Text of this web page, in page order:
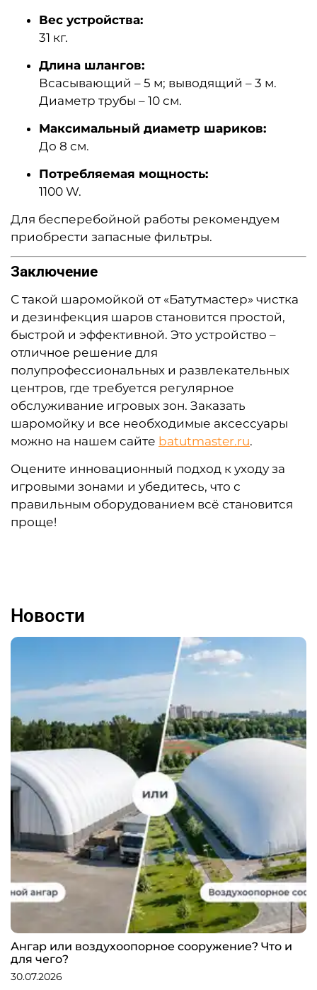
Вес устройства:
31 кг.
Длина шлангов:
Всасывающий – 5 м; выводящий – 3 м.
Диаметр трубы – 10 см.
Максимальный диаметр шариков:
До 8 см.
Потребляемая мощность:
1100 W.
Для бесперебойной работы рекомендуем
приобрести запасные фильтры.
Заключение
С такой шаромойкой от «Батутмастер» чистка
и дезинфекция шаров становится простой,
быстрой и эффективной. Это устройство –
отличное решение для
полупрофессиональных и развлекательных
центров, где требуется регулярное
обслуживание игровых зон. Заказать
шаромойку и все необходимые аксессуары
можно на нашем сайте batutmaster.ru.
Оцените инновационный подход к уходу за
игровыми зонами и убедитесь, что с
правильным оборудованием всё становится
проще!
Новости
Ангар или воздухоопорное сооружение? Что и
для чего?
30.07.2026